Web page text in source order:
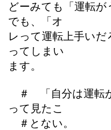
どーみても「運転
でも、「オ
レって運転上手い
ってしまい
ます。
＃ 「自分は運転
って見たこ
＃とない。